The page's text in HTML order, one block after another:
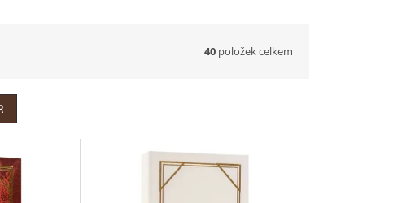
40 položek celkem